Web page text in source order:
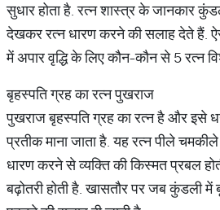
सुधार होता है. रत्न शास्त्र के जानकार
देखकर रत्न धारण करने की सलाह देते हैं.
में अपार वृद्धि के लिए कौन-कौन से 5 रत्न
बृहस्पति ग्रह का रत्न पुखराज
पुखराज बृहस्पति ग्रह का रत्न है और इसे
प्रतीक माना जाता है. यह रत्न पीले
धारण करने से व्यक्ति की किस्मत प्रबल
बढ़ोतरी होती है. खासतौर पर जब कुंडली